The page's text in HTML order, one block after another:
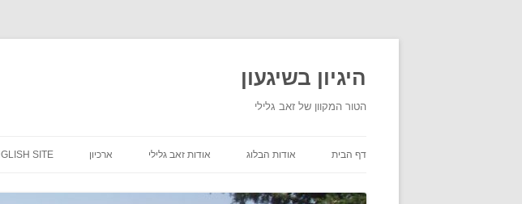
היגיון בשיגעון
הטור המקוון של זאב גלילי
דף הבית אודות הבלוג אודות זאב גלילי ארכיון SITE